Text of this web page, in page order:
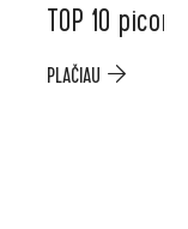
TOP 10
PLAČIAU